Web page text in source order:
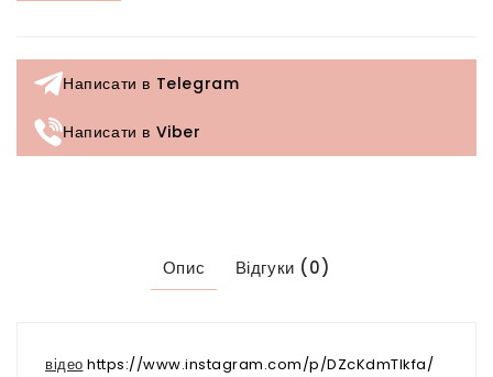
Написати в Telegram
Написати в Viber
Опис Відгуки (0)
відео https://www.instagram.com/p/DZcKdmTIkfa/